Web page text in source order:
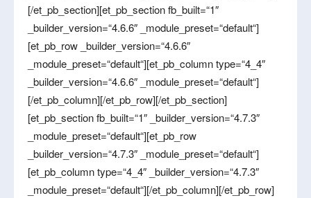
[/et_pb_section][et_pb_section fb_built=“1″
_builder_version=“4.6.6″ _module_preset=“default“]
[et_pb_row _builder_version=“4.6.6″
_module_preset=“default“][et_pb_column type=“4_4″
_builder_version=“4.6.6″ _module_preset=“default“]
[/et_pb_column][/et_pb_row][/et_pb_section]
[et_pb_section fb_built=“1″ _builder_version=“4.7.3″
_module_preset=“default“][et_pb_row
_builder_version=“4.7.3″ _module_preset=“default“]
[et_pb_column type=“4_4″ _builder_version=“4.7.3″
_module_preset=“default“][/et_pb_column][/et_pb_row]